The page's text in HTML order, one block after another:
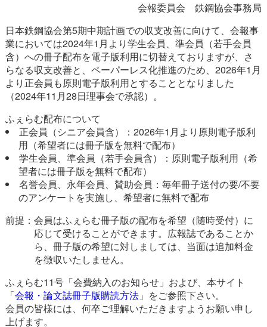
会報委員会 鉄鋼協会事務局
日本鉄鋼協会第5期中期計画での収支改善に向けて、会報事
業においては2024年1月より学生会員、準会員（若手会員
含）への冊子配布を電子版利用に切替えておりますが、さ
らなる収支改善と、ペーパーレス化推進のため、2026年1月
より正会員も原則電子版利用とすることとなりました
（2024年11月28日理事会で承認）。
ふぇらむ配布について
正会員（シニア会員含）：2026年1月より原則電子版利
用（希望者には冊子版を無料で配布）
学生会員、準会員（若手会員含）：原則電子版利用（希
望者には冊子版を無料で配布）
名誉会員、永年会員、賛助会員：毎年冊子送付の要/不要
のアンケートを実施し、希望者に無料で配布
前提：会員はふぇらむ冊子版の配布を希望（随時受付）に
応じて受けることができます。広報誌であることか
ら、冊子版の希望に対しましては、当面は追加料金
を徴収いたしません。
ふぇらむ11号「会費納入のお知らせ」および、本サイト
「会報・論文誌冊子版購読方法」をご参照下さい。
会員の皆様には、何卒ご理解いただきますようお願い申し
上げます。